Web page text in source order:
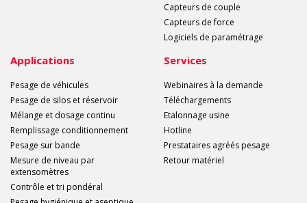
Capteurs de couple
Capteurs de force
Logiciels de paramétrage
Applications
Pesage de véhicules
Pesage de silos et réservoir
Mélange et dosage continu
Remplissage conditionnement
Pesage sur bande
Mesure de niveau par
extensomètres
Contrôle et tri pondéral
Services
Webinaires à la demande
Téléchargements
Etalonnage usine
Hotline
Prestataires agréés pesage
Retour matériel